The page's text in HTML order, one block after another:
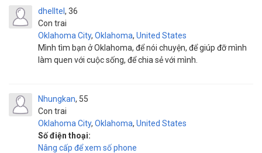
dhelltel
Con trai
36
Oklahoma City, Oklahoma, United States
Mình tìm bạn ở Oklahoma, để nói chuyện, để giúp đỡ mình
làm quen với cuộc sống, để chia sẻ với mình.
Nhungkan
Con trai
55
Oklahoma City, Oklahoma, United States
Số điện thoại:
Nâng cấp để xem số phone